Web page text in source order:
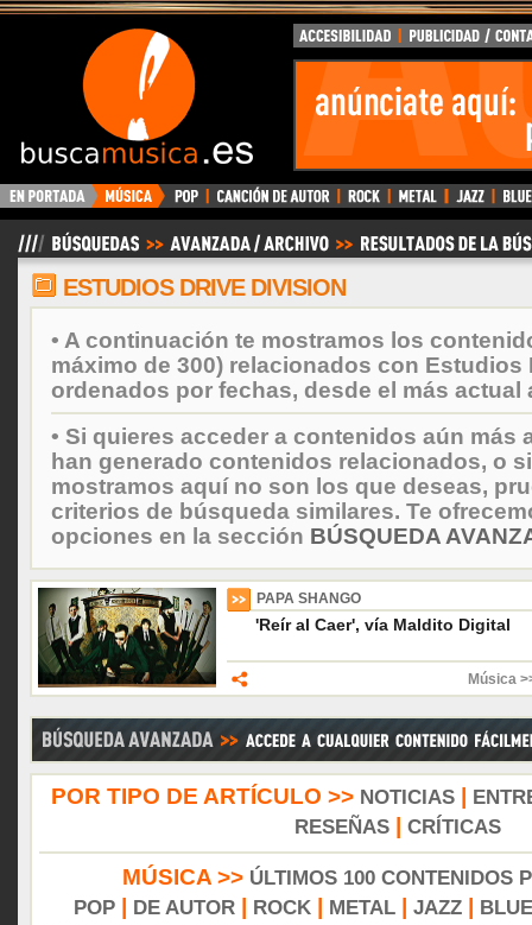
BuscaMusica.es
ESTUDIOS DRIVE DIVISION
• A continuación te mostramos los
máximo de 300) relacionados con Estudios
ordenados por fechas, desde el más actual
• Si quieres acceder a contenidos aún más
han generado contenidos relacionados, o
mostramos aquí no son los que deseas,
criterios de búsqueda similares. Te
opciones en la sección BÚSQUEDA
PAPA SHANGO
'Reír al Caer', vía Maldito Digital
Música
POR TIPO DE ARTÍCULO >> NOTICIAS|
RESEÑAS| CRÍTICAS
MÚSICA >> ÚLTIMOS 100 CONTENIDOS
POP
DE AUTOR ROCK METAL JAZZ